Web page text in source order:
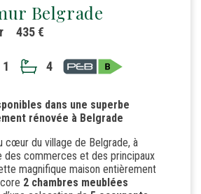
Belgrade
435 €
1 4
dans une superbe
rénovée à Belgrade
cœur du village de Belgrade, à
des commerces et des principaux
magnifique maison entièrement
2 chambres meublées